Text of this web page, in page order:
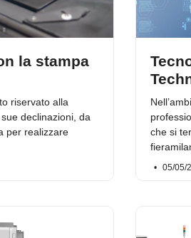
la stampa
riservato alla
declinazioni, da
per realizzare
che si
05/05/